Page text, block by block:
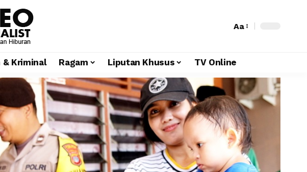
Aa
& Kriminal Ragam Liputan Khusus TV Online